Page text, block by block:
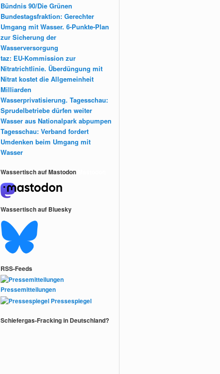
Bündnis 90/Die Grünen
Bundestagsfraktion: Gerechter
Umgang mit Wasser. 6-Punkte-Plan
zur Sicherung der
Wasserversorgung
taz: EU-Kommission zur
Nitratrichtlinie. Überdüngung mit
Nitrat kostet die Allgemeinheit
Milliarden
Wasserprivatisierung. Tagesschau:
Sprudelbetriebe dürfen weiter
Wasser aus Nationalpark abpumpen
Tagesschau: Verband fordert
Umdenken beim Umgang mit
Wasser
Wassertisch auf Mastodon
Wassertisch auf Bluesky
RSS-Feeds
Pressemitteilungen
Pressespiegel
Schiefergas-Fracking in Deutschland?